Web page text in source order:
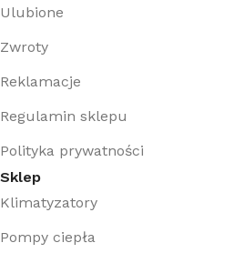
Ulubione
Zwroty
Reklamacje
Regulamin sklepu
Polityka prywatności
Sklep
Klimatyzatory
Pompy ciepła